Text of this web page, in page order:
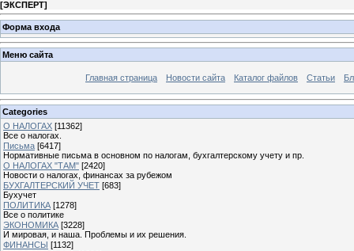
[ЭКСПЕРТ]
Форма входа
Меню сайта
Главная страница Новости сайта Каталог файлов Статьи
Categories
О НАЛОГАХ [11362]
Все о налогах.
Письма [6417]
Нормативные письма в основном по налогам, бухгалтерскому учету и пр.
О НАЛОГАХ "ТАМ" [2420]
Новости о налогах, финансах за рубежом
БУХГАЛТЕРСКИЙ УЧЕТ [683]
Бухучет
ПОЛИТИКА [1278]
Все о политике
ЭКОНОМИКА [3228]
И мировая, и наша. Проблемы и их решения.
ФИНАНСЫ [1132]